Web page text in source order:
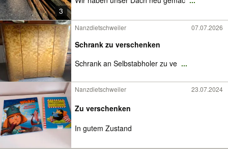
3
Nanzdietschweiler 07.07.2026
Schrank zu verschenken
Schrank an Selbstabholer zu ve ...
Nanzdietschweiler 23.07.2024
Zu verschenken
In gutem Zustand